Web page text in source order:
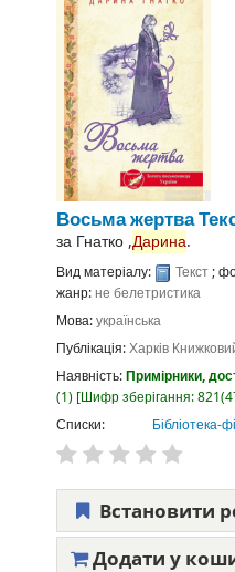
Восьма жертва
за Гнатко ,Дарина.
Вид матеріалу: Текст;
жанр:не белетристика
Мова:українська
Публікація:Харків
Наявність:Примірники,
(1) Шифр зберігання:
Списки:
Бібліотека-
Встановити
Додати у